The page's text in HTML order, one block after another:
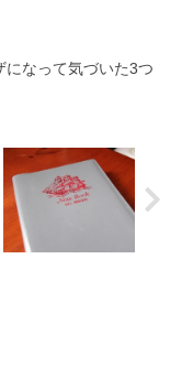
になって気づいた3つ